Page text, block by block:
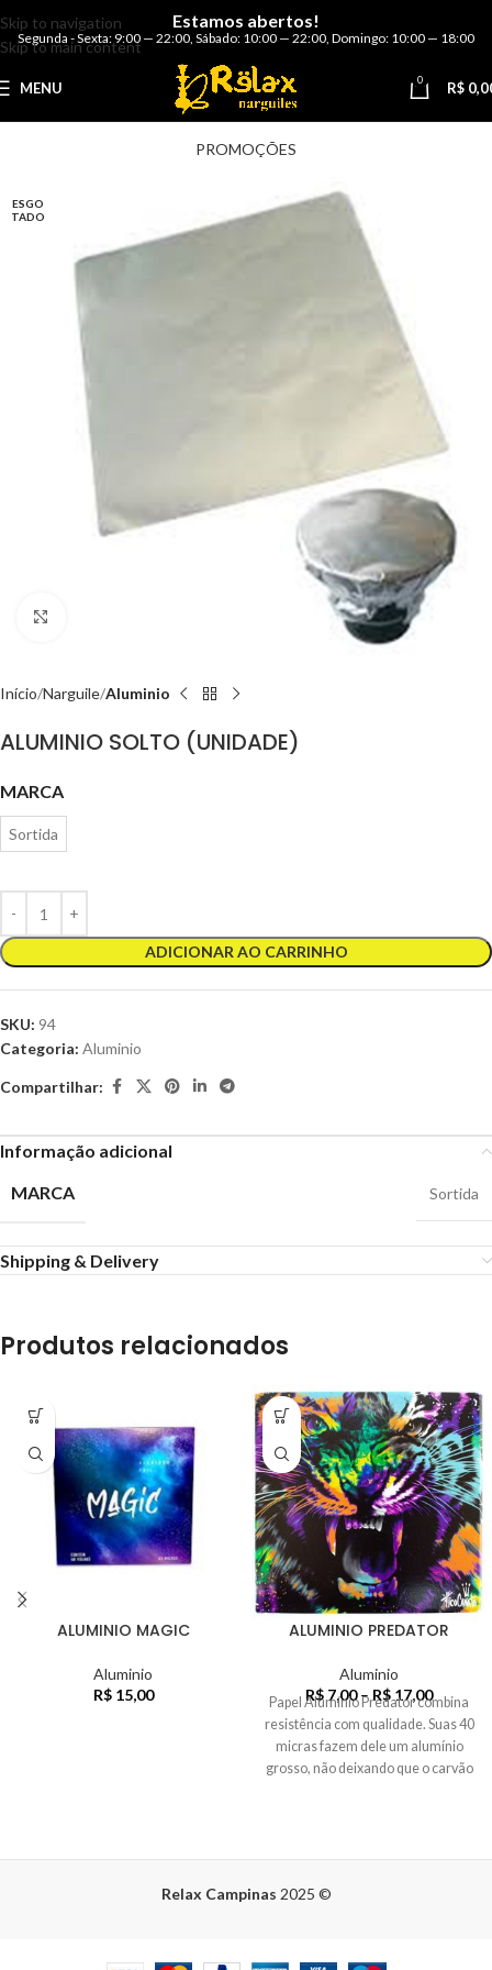
Skip to navigation
Skip to main content
Estamos abertos!
Segunda - Sexta: 9:00 — 22:00 Sábado: 10:00 — 22:00 Domingo: 10:00 — 18:00
MENU 0 R$
PROMOÇÕES
ESGO
TADO
Início Narguile Aluminio
ALUMINIO SOLTO (UNIDADE)
MARCA
Sortida
ADICIONAR AO CARRINHO
SKU: 94
Categoria: Aluminio
Compartilhar:
Informação adicional
MARCA
Sortida
Shipping & Delivery
Produtos relacionados
ALUMINIO MAGIC
Aluminio
R$15,00
ALUMINIO PREDATOR
Aluminio
R$ 7,00 – R$ 17,00
Papel Alumínio Predator combina
resistência com qualidade. Suas 40
micras fazem dele um alumínio
grosso, não deixando que o carvão
Relax Campinas 2025 ©